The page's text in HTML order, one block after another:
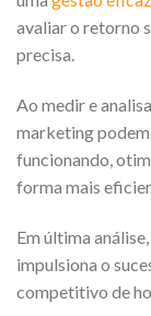
avaliar o retorno
precisa.
Ao medir e
marketing
funcionando,
forma mais
Em última
impulsiona o
competitivo de